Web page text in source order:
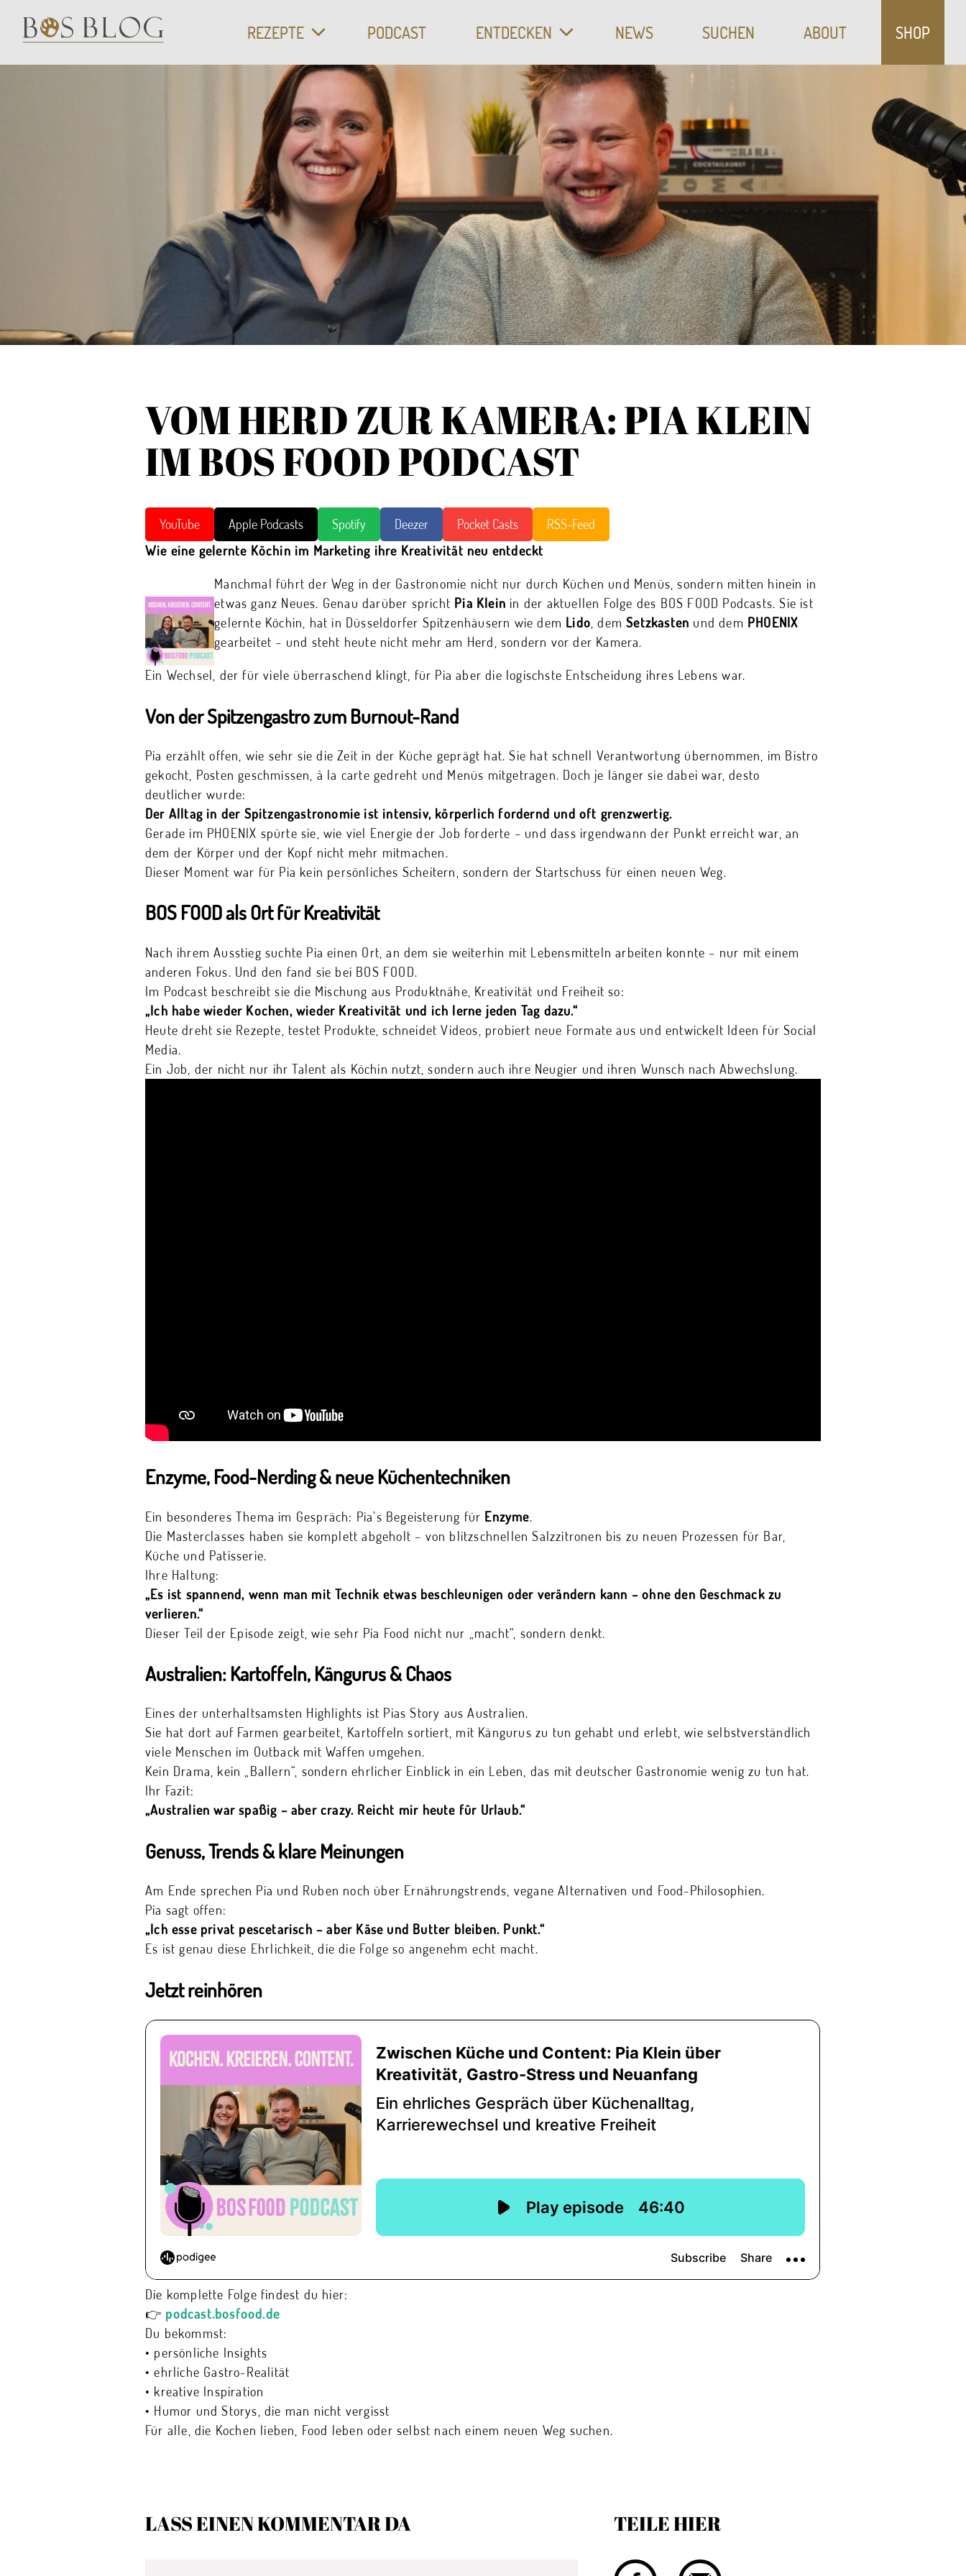
REZEPTE
VEGETARISCH
PODCAST
ENTDECKEN
NEWS
SUCHEN ABOUT SHOP
VOM HERD ZUR KAMERA: PIA KLEIN
IM BOS FOOD PODCAST
YouTube Apple Podcasts Spotify Deezer Pocket Casts
RSS-Feed
Wie eine gelernte Köchin im Marketing ihre Kreativität neu entdeckt
Manchmal führt der Weg in der Gastronomie nicht nur durch Küchen und Menüs, sondern mitten hinein in
etwas ganz Neues. Genau darüber spricht Pia Klein in der aktuellen Folge des BOS FOOD Podcasts. Sie ist
gelernte Köchin, hat in Düsseldorfer Spitzenhäusern wie dem Lido , demSetzkasten und dem PHOENIX
gearbeitet – und steht heute nicht mehr am Herd, sondern vor der Kamera.
Ein Wechsel, der für viele überraschend klingt, für Pia aber die logischste Entscheidung ihres Lebens war.
Von der Spitzengastro zum Burnout-Rand
Pia erzählt offen, wie sehr sie die Zeit in der Küche geprägt hat. Sie hat schnell Verantwortung übernommen, im Bistro
gekocht, Posten geschmissen, à la carte gedreht und Menüs mitgetragen. Doch je länger sie dabei war, desto
deutlicher wurde:
Der Alltag in der Spitzengastronomie ist intensiv, körperlich fordernd und oft grenzwertig.
Gerade im PHOENIX spürte sie, wie viel Energie der Job forderte – und dass irgendwann der Punkt erreicht war, an
dem der Körper und der Kopf nicht mehr mitmachen.
Dieser Moment war für Pia kein persönliches Scheitern, sondern der Startschuss für einen neuen Weg.
BOS FOOD als Ort für Kreativität
Nach ihrem Ausstieg suchte Pia einen Ort, an dem sie weiterhin mit Lebensmitteln arbeiten konnte – nur mit einem
anderen Fokus. Und den fand sie bei BOS FOOD.
Im Podcast beschreibt sie die Mischung aus Produktnähe, Kreativität und Freiheit so:
„Ich habe wieder Kochen, wieder Kreativität und ich lerne jeden Tag dazu.“
Heute dreht sie Rezepte, testet Produkte, schneidet Videos, probiert neue Formate aus und entwickelt Ideen für Social
Media.
Ein Job, der nicht nur ihr Talent als Köchin nutzt, sondern auch ihre Neugier und ihren Wunsch nach Abwechslung.
Enzyme, Food-Nerding & neue Küchentechniken
Ein besonderes Thema im Gespräch: Pia’s Begeisterung für Enzyme.
Die Masterclasses haben sie komplett abgeholt – von blitzschnellen Salzzitronen bis zu neuen Prozessen für Bar,
Küche und Patisserie.
Ihre Haltung:
„Es ist spannend, wenn man mit Technik etwas beschleunigen oder verändern kann – ohne den Geschmack zu
verlieren.“
Dieser Teil der Episode zeigt, wie sehr Pia Food nicht nur „macht“, sondern denkt.
Australien: Kartoffeln, Kängurus & Chaos
Eines der unterhaltsamsten Highlights ist Pias Story aus Australien.
Sie hat dort auf Farmen gearbeitet, Kartoffeln sortiert, mit Kängurus zu tun gehabt und erlebt, wie selbstverständlich
viele Menschen im Outback mit Waffen umgehen.
Kein Drama, kein „Ballern“, sondern ehrlicher Einblick in ein Leben, das mit deutscher Gastronomie wenig zu tun hat.
Ihr Fazit:
„Australien war spaßig – aber crazy. Reicht mir heute für Urlaub.“
Genuss, Trends & klare Meinungen
Am Ende sprechen Pia und Ruben noch über Ernährungstrends, vegane Alternativen und Food-Philosophien.
Pia sagt offen:
„Ich esse privat pescetarisch – aber Käse und Butter bleiben. Punkt.“
Es ist genau diese Ehrlichkeit, die die Folge so angenehm echt macht.
Jetzt reinhören
Die komplette Folge findest du hier:
👉 podcast.bosfood.de
Du bekommst:
• persönliche Insights
• ehrliche Gastro-Realität
• kreative Inspiration
• Humor und Storys, die man nicht vergisst
Für alle, die Kochen lieben, Food leben oder selbst nach einem neuen Weg suchen.
LASS EINEN KOMMENTAR DA TEILE HIER